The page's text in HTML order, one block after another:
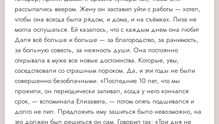
рассыпались веером. Жену он заставил уйти с работы — хотел,
чтобы она всегда была рядом, и дома, и на съёмках. Лиза не
могла ослушаться. Ей казалось, что с каждым днем она любит
Даля всё больше и больше — за благородство, за ранимость,
за больную совесть, за нежность души. Она постоянно
открывала в муже все новые достоинства. Которые, увы,
соседствовали со страшным пороком. Да, и эти годы не были
совершенно безоблачными. «Последние 10 лет, что мы
прожили, он периодически запивал, когда у него кончался
срок, — вспоминала Елизавета, — потом опять подшивался и
долго не пил. Предложить ему зашиться было невозможно, на
это должен был решиться он сам. Говорил так: «Три дня не